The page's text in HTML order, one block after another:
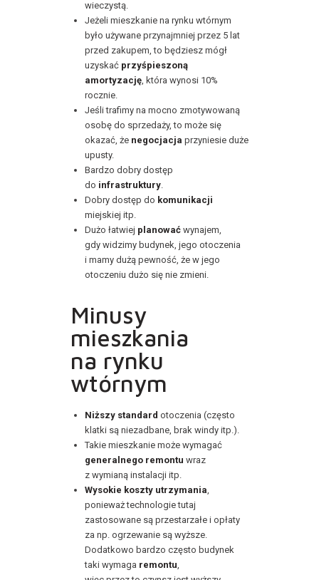
wieczystą.
Jeżeli mieszkanie na rynku wtórnym
było używane przynajmniej przez 5 lat
przed zakupem, to będziesz mógł
uzyskać przyśpieszoną
amortyzację, która wynosi 10%
rocznie.
Jeśli trafimy na mocno zmotywowaną
osobę do sprzedaży, to może się
okazać, że negocjacja przyniesie duże
upusty.
Bardzo dobry dostęp
do infrastruktury.
Dobry dostęp do komunikacji
miejskiej itp.
Dużo łatwiej planowaćwynajem,
gdy widzimy budynek, jego otoczenia
i mamy dużą pewność, że w jego
otoczeniu dużo się nie zmieni.
Minusy
mieszkania
na rynku
wtórnym
Niższy standard otoczenia (często
klatki są niezadbane, brak windy itp.).
Takie mieszkanie może wymagać
generalnego remontu wraz
z wymianą instalacji itp.
Wysokie koszty utrzymania
ponieważ technologie tutaj
zastosowane są przestarzałe i opłaty
za np. ogrzewanie są wyższe.
Dodatkowo bardzo często budynek
taki wymaga remontu